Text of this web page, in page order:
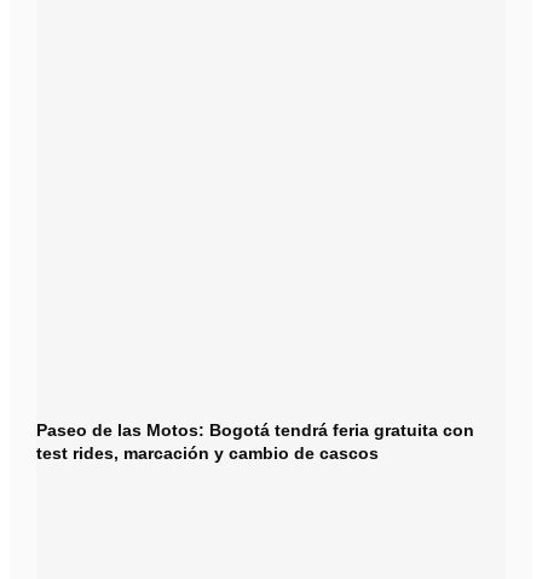
Paseo de las Motos: Bogotá tendrá feria gratuita con
test rides, marcación y cambio de cascos